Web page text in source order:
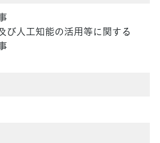
び人工知能の活用等に関する